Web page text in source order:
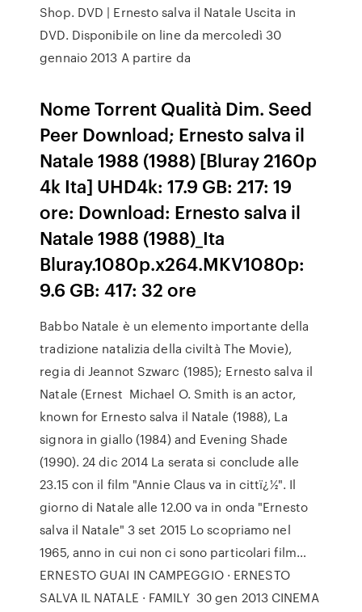
Shop. DVD | Ernesto salva il Natale Uscita in
DVD. Disponibile on line da mercoledì 30
gennaio 2013 A partire da
Nome Torrent Qualità Dim. Seed
Peer Download; Ernesto salva il
Natale 1988 (1988) [Bluray 2160p
4k Ita] UHD4k: 17.9 GB: 217: 19
ore: Download: Ernesto salva il
Natale 1988 (1988)_Ita
Bluray.1080p.x264.MKV1080p:
9.6 GB: 417: 32 ore
Babbo Natale è un elemento importante della
tradizione natalizia della civiltà The Movie),
regia di Jeannot Szwarc (1985); Ernesto salva il
Natale (Ernest Michael O. Smith is an actor,
known for Ernesto salva il Natale (1988), La
signora in giallo (1984) and Evening Shade
(1990). 24 dic 2014 La serata si conclude alle
23.15 con il film "Annie Claus va in cittï¿½". Il
giorno di Natale alle 12.00 va in onda "Ernesto
salva il Natale" 3 set 2015 Lo scopriamo nel
1965, anno in cui non ci sono particolari film…
ERNESTO GUAI IN CAMPEGGIO · ERNESTO
SALVA IL NATALE · FAMILY 30 gen 2013 CINEMA